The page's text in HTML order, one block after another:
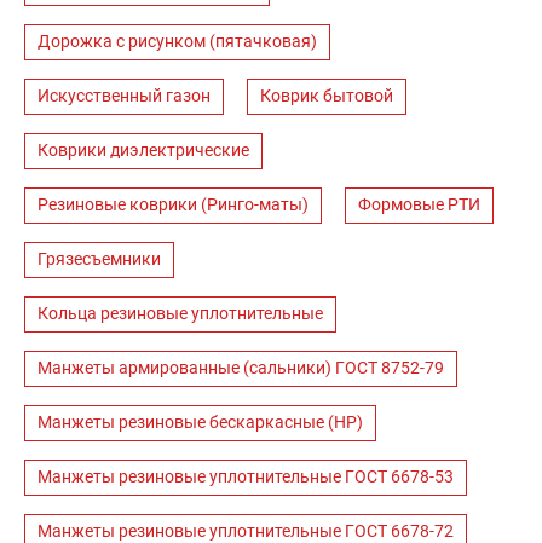
Дорожка с рисунком (пятачковая)
Искусственный газон Коврик бытовой
Коврики диэлектрические
Резиновые коврики (Ринго-маты) Формовые РТИ
Грязесъемники
Кольца резиновые уплотнительные
Манжеты армированные (сальники) ГОСТ 8752-79
Манжеты резиновые бескаркасные (НР)
Манжеты резиновые уплотнительные ГОСТ 6678-53
Манжеты резиновые уплотнительные ГОСТ 6678-72